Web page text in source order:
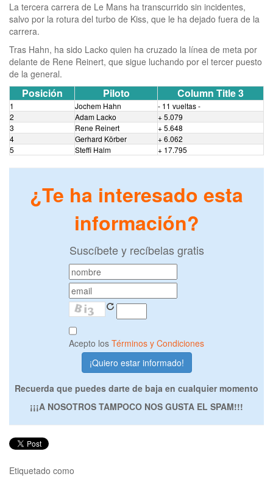
La tercera carrera de Le Mans ha transcurrido sin incidentes,
salvo por la rotura del turbo de Kiss, que le ha dejado fuera de la
carrera.
Tras Hahn, ha sido Lacko quien ha cruzado la línea de meta por
delante de Rene Reinert, que sigue luchando por el tercer puesto
de la general.
Posición Piloto Column Title 3
1 Jochem Hahn
- 11 vueltas -
2
Adam Lacko
+ 5.079
3
Rene Reinert
+ 5.648
4
Gerhard Körber
+ 6.062
5
Steffi Halm + 17.795
¿Te ha interesado esta
información?
Suscíbete y recíbelas gratis
Acepto los Términos y Condiciones
Recuerda que puedes darte de baja en cualquier momento
¡¡¡A NOSOTROS TAMPOCO NOS GUSTA EL SPAM!!!
Etiquetado como